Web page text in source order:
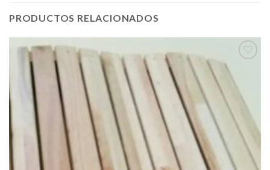
PRODUCTOS RELACIONADOS
lista de
deseos